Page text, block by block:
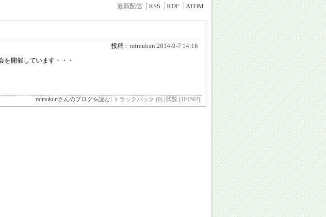
最新配信 RSS RDF ATOM
投稿 : raimukun 2014-9-7 14:16
を開催しています・・・
raimukunさんのブログを読む トラックバック (0) 閲覧 (104502)